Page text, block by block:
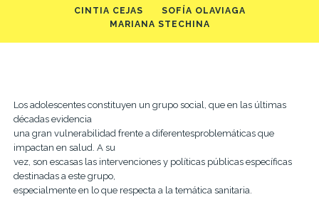
CINTIA CEJAS
SOFÍA OLAVIAGA
MARIANA STECHINA
Los adolescentes constituyen un grupo social, que en las últimas
décadas evidencia
una gran vulnerabilidad frente a diferentesproblemáticas que
impactan en salud. A su
vez, son escasas las intervenciones y políticas públicas específicas
destinadas a este grupo,
especialmente en lo que respecta a la temática sanitaria.